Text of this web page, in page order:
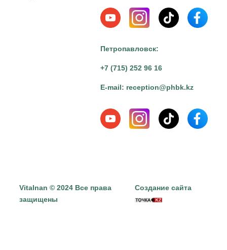
Петропавловск:
+7 (715) 252 96 16
E-mail: reception@phbk.kz
Vitalnan © 2024 Все права
защищены
Создание сайта